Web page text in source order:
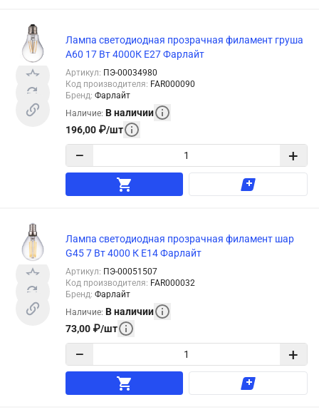
Лампа светодиодная прозрачная филамент груша
А60 17 Вт 4000К Е27 Фарлайт
Артикул: ПЭ-00034980
Код производителя: FAR000090
Бренд: Фарлайт
Наличие: В наличии
196,00 ₽/шт
− +
Лампа светодиодная прозрачная филамент шар
G45 7 Вт 4000 К Е14 Фарлайт
Артикул: ПЭ-00051507
Код производителя: FAR000032
Бренд: Фарлайт
Наличие: В наличии
73,00 ₽/шт
− +